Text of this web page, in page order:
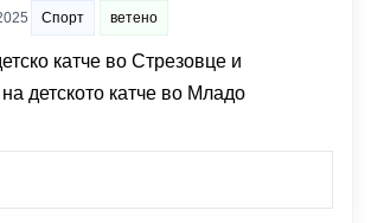
Спорт ветено
катче во Стрезовце и
детското катче во Младо